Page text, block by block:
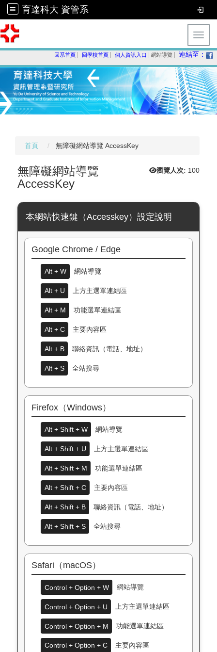
育達科大 資管系
回系首頁 回學校首頁 個人資訊入口 網站導覽 連結至：
首頁 無障礙網站導覽 AccessKey
瀏覽人次: 100
無障礙網站導覽
AccessKey
本網站快速鍵（Accesskey）設定說明
Google Chrome / Edge
Alt + W 網站導覽
Alt + U 上方主選單連結區
Alt + M 功能選單連結區
Alt + C 主要內容區
Alt + B 聯絡資訊（電話、地址）
Alt + S 全站搜尋
Firefox（Windows）
Alt + Shift + W 網站導覽
Alt + Shift + U 上方主選單連結區
Alt + Shift + M 功能選單連結區
Alt + Shift + C 主要內容區
Alt + Shift + B 聯絡資訊（電話、地址）
Alt + Shift + S 全站搜尋
Safari（macOS）
Control + Option + W 網站導覽
Control + Option + U 上方主選單連結區
Control + Option + M 功能選單連結區
Control + Option + C 主要內容區